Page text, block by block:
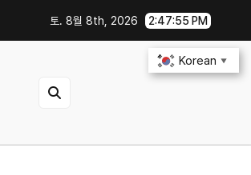
금 확인할 것은? 연비 30% 올리는 운전 습관과
토. 8월 8th, 2026 2:47:55 PM
Korean ▼